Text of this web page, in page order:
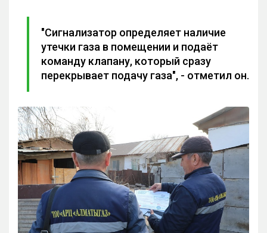
"Сигнализатор определяет наличие
утечки газа в помещении и подаёт
команду клапану, который сразу
перекрывает подачу газа", - отметил он.